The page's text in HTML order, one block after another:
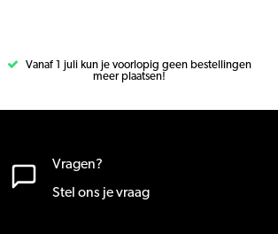
Vanaf 1 juli kun je voorlopig geen bestellingen
meer plaatsen!
Vragen?
Stel ons je vraag